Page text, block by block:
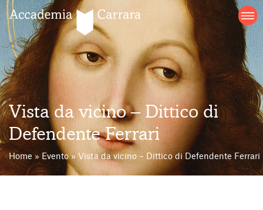
Salta
al
contenuto
Vista da vicino – Dittico di
Defendente Ferrari
Home» Evento»Vista da vicino – Dittico di Defendente Ferrari